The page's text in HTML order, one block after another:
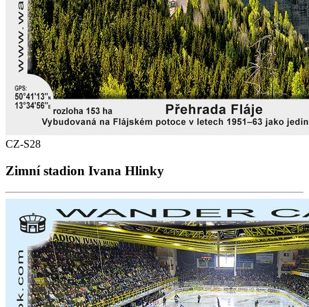
CZ-S28
Zimní stadion Ivana Hlinky